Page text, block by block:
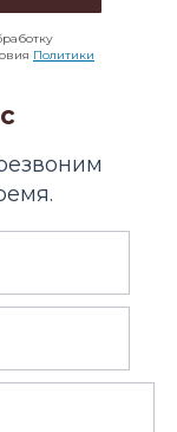
Политики